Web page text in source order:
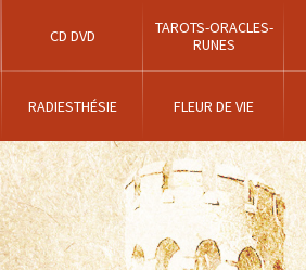
CD DVD
TAROTS-ORACLES-
RUNES
RADIESTHÉSIE FLEUR DE VIE